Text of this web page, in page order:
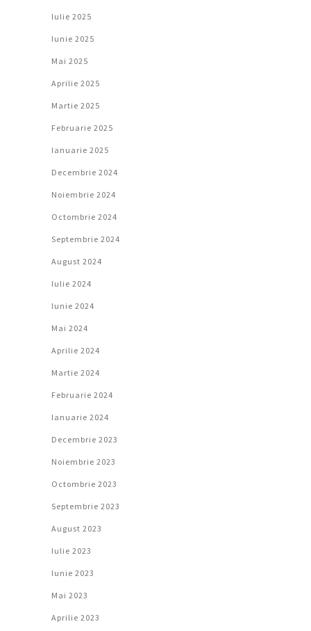
Iulie 2025
Iunie 2025
Mai 2025
Aprilie 2025
Martie 2025
Februarie 2025
Ianuarie 2025
Decembrie 2024
Noiembrie 2024
Octombrie 2024
Septembrie 2024
August 2024
Iulie 2024
Iunie 2024
Mai 2024
Aprilie 2024
Martie 2024
Februarie 2024
Ianuarie 2024
Decembrie 2023
Noiembrie 2023
Octombrie 2023
Septembrie 2023
August 2023
Iulie 2023
Iunie 2023
Mai 2023
Aprilie 2023